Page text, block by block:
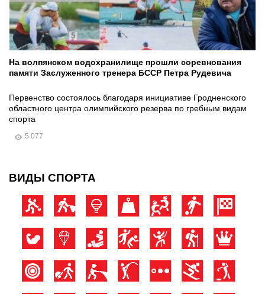
На волпянском водохранилище прошли соревнования
памяти Заслуженного тренера БССР Петра Рудевича
Первенство состоялось благодаря инициативе Гродненского
областного центра олимпийского резерва по гребным видам
спорта
5 077
ВИДЫ СПОРТА